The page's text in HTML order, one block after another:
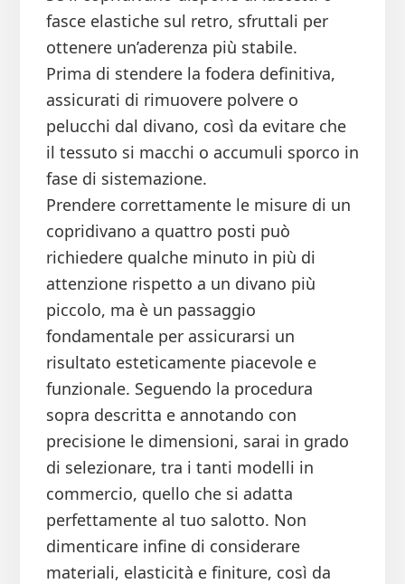
fasce elastiche sul retro, sfruttali per
ottenere un’aderenza più stabile.
Prima di stendere la fodera definitiva,
assicurati di rimuovere polvere o
pelucchi dal divano, così da evitare che
il tessuto si macchi o accumuli sporco in
fase di sistemazione.
Prendere correttamente le misure di un
copridivano a quattro posti può
richiedere qualche minuto in più di
attenzione rispetto a un divano più
piccolo, ma è un passaggio
fondamentale per assicurarsi un
risultato esteticamente piacevole e
funzionale. Seguendo la procedura
sopra descritta e annotando con
precisione le dimensioni, sarai in grado
di selezionare, tra i tanti modelli in
commercio, quello che si adatta
perfettamente al tuo salotto. Non
dimenticare infine di considerare
materiali, elasticità e finiture, così da